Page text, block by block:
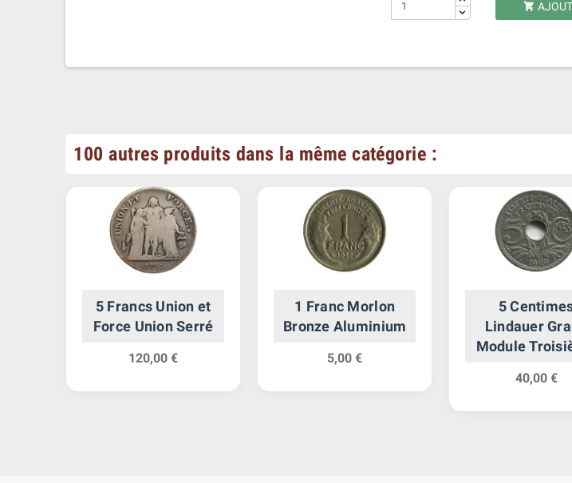

100 autres produits dans la même catégorie :
5 Francs Union et
Force Union Serré
120,00 €
1 Franc Morlon
Bronze Aluminium
5,00 €
5
Lindauer
Module
40,00 €